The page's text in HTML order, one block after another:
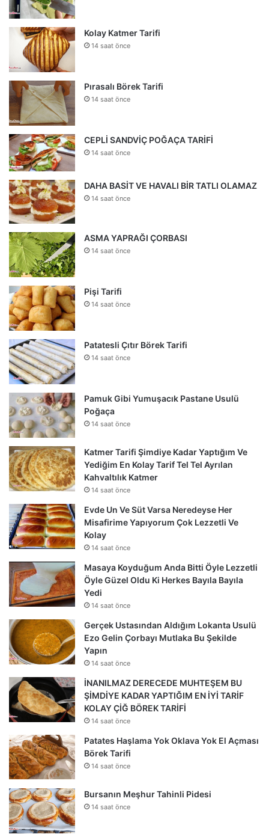
Kolay Katmer Tarifi
14 saat önce
Pırasalı Börek Tarifi
14 saat önce
CEPLİ SANDVİÇ POĞAÇA TARİFİ
14 saat önce
DAHA BASİT VE HAVALI BİR TATLI OLAMAZ
14 saat önce
ASMA YAPRAĞI ÇORBASI
14 saat önce
Pişi Tarifi
14 saat önce
Patatesli Çıtır Börek Tarifi
14 saat önce
Pamuk Gibi Yumuşacık Pastane Usulü
Poğaça
14 saat önce
Katmer Tarifi Şimdiye Kadar Yaptığım Ve
Yediğim En Kolay Tarif Tel Tel Ayrılan
Kahvaltılık Katmer
14 saat önce
Evde Un Ve Süt Varsa Neredeyse Her
Misafirime Yapıyorum Çok Lezzetli Ve
Kolay
14 saat önce
Masaya Koyduğum Anda Bitti Öyle Lezzetli
Öyle Güzel Oldu Ki Herkes Bayıla Bayıla
Yedi
14 saat önce
Gerçek Ustasından Aldığım Lokanta Usulü
Ezo Gelin Çorbayı Mutlaka Bu Şekilde
Yapın
14 saat önce
İNANILMAZ DERECEDE MUHTEŞEM BU
ŞİMDİYE KADAR YAPTIĞIM EN İYİ TARİF
KOLAY ÇİĞ BÖREK TARİFİ
14 saat önce
Patates Haşlama Yok Oklava Yok El Açması
Börek Tarifi
14 saat önce
Bursanın Meşhur Tahinli Pidesi
14 saat önce